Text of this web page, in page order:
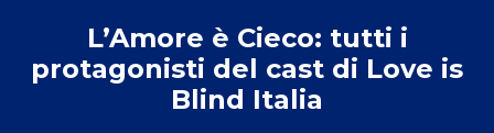
L’Amore è Cieco: tutti i
protagonisti del cast di Love is
Blind Italia